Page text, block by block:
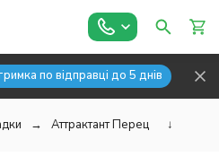
по відправці до 5 днів
Аттрактант Перец ↓